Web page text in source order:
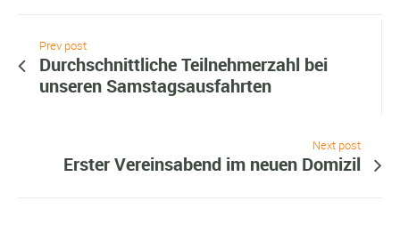
Prev post
Durchschnittliche Teilnehmerzahl bei
unseren Samstagsausfahrten
Next post
Erster Vereinsabend im neuen Domizil